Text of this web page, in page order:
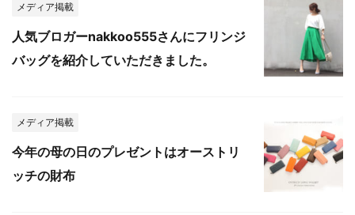
メディア掲載
人気ブロガーnakkoo555さんにフリンジ
バッグを紹介していただきました。
メディア掲載
今年の母の日のプレゼントはオーストリ
ッチの財布